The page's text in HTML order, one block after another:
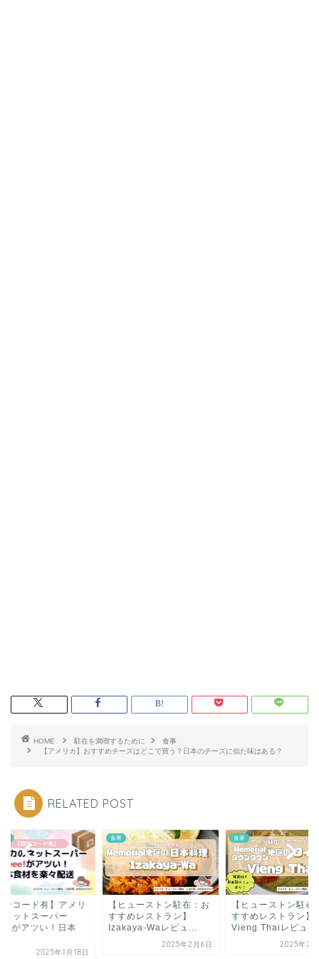
HOME 駐在を満喫するために
食事
【アメリカ】おすすめチーズはどこで買う？日本のチーズに似た味はある？
RELATED POST
ューストン駐在：お
めレストラン】
Waレビュ...
食事
【ヒューストン駐在：お
すすめレストラン】
Vieng Thaiレビュ...
2025年2月27日
お得情報
【招待コード有】
カのネットスーパ
weee!がアツい！